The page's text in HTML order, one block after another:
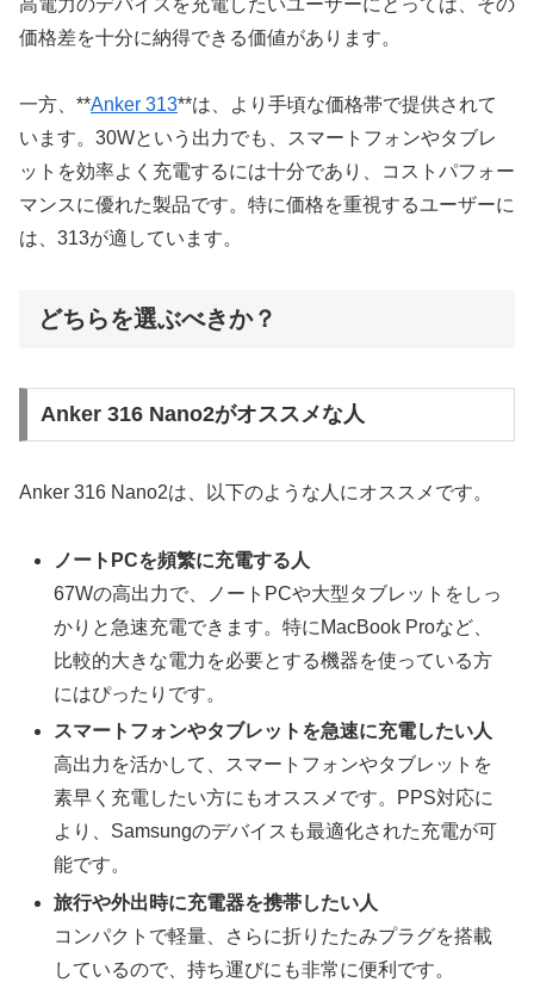
価格差を十分に納得できる価値があります。
一方、**Anker 313**は、より手頃な価格帯で提供されて
います。30Wという出力でも、スマートフォンやタブレ
ットを効率よく充電するには十分であり、コストパフォー
マンスに優れた製品です。特に価格を重視するユーザーに
は、313が適しています。
どちらを選ぶべきか？
Anker 316 Nano2がオススメな人
Anker 316 Nano2は、以下のような人にオススメです。
ノートPCを頻繁に充電する人
67Wの高出力で、ノートPCや大型タブレットをしっ
かりと急速充電できます。特にMacBook Proなど、
比較的大きな電力を必要とする機器を使っている方
にはぴったりです。
スマートフォンやタブレットを急速に充電したい人
高出力を活かして、スマートフォンやタブレットを
素早く充電したい方にもオススメです。PPS対応に
より、Samsungのデバイスも最適化された充電が可
能です。
旅行や外出時に充電器を携帯したい人
コンパクトで軽量、さらに折りたたみプラグを搭載
しているので、持ち運びにも非常に便利です。